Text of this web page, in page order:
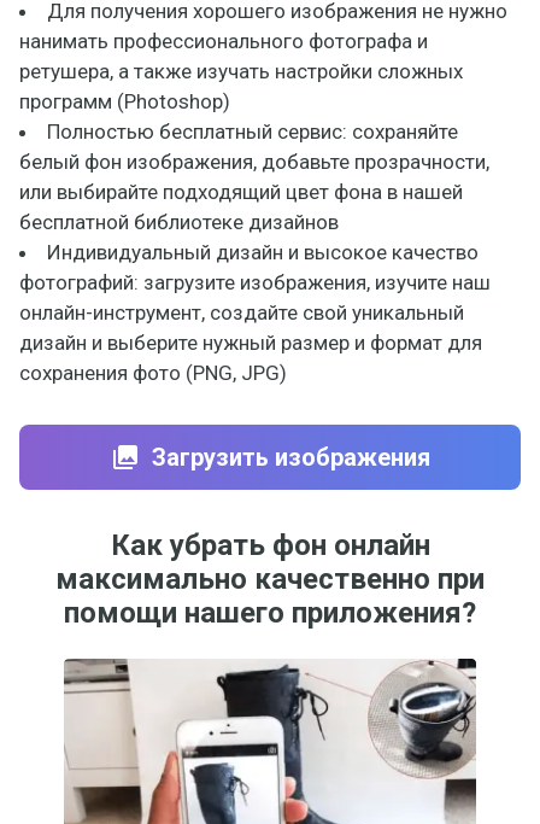
Для получения хорошего изображения не нужно
нанимать профессионального фотографа и
ретушера, а также изучать настройки сложных
программ (Photoshop)
Полностью бесплатный сервис: сохраняйте
белый фон изображения, добавьте прозрачности,
или выбирайте подходящий цвет фона в нашей
бесплатной библиотеке дизайнов
Индивидуальный дизайн и высокое качество
фотографий: загрузите изображения, изучите наш
онлайн-инструмент, создайте свой уникальный
дизайн и выберите нужный размер и формат для
сохранения фото (PNG, JPG)
Загрузить изображения
Как убрать фон онлайн
максимально качественно при
помощи нашего приложения?